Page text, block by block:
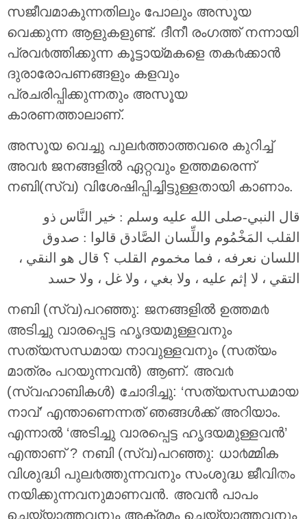
സജീവമാകുന്നതിലും പോലും അസൂയ
വെക്കുന്ന ആളുകളുണ്ട്. ദീനീ രംഗത്ത് നന്നായി
പ്രവ൪ത്തിക്കുന്ന കൂട്ടായ്മകളെ തക൪ക്കാന്‍
ദുരാരോപണങ്ങളും കളവും
പ്രചരിപ്പിക്കുന്നതും അസൂയ
കാരണത്താലാണ്.
അസൂയ വെച്ചു പുല൪ത്താത്തവരെ കുറിച്ച്
അവ൪ ജനങ്ങളില്‍ ഏറ്റവും ഉത്തമരെന്ന്
നബി(സ്വ) വിശേഷിപ്പിച്ചിട്ടുള്ളതായി കാണാം.
قال النبي-صلى الله عليه وسلم : خير النَّاس ذو
القلب المَخْمُوم واللِّسان الصَّادق قالوا : صدوق
اللسان نعرفه ، فما مخموم القلب ؟ قال هو النقي ،
التقي ، لا إثم عليه ، ولا بغي ، ولا غل ، ولا حسد
നബി (സ്വ)പറഞ്ഞു: ജനങ്ങളില്‍ ഉത്തമ൪
അടിച്ചു വാരപ്പെട്ട ഹൃദയമുള്ളവനും
സത്യസന്ധമായ നാവുള്ളവനും (സത്യം
മാത്രം പറയുന്നവന്‍) ആണ്. അവ൪
(സ്വഹാബികള്‍) ചോദിച്ചു: ‘സത്യസന്ധമായ
നാവ്’ എന്താണെന്നത് ഞങ്ങള്‍ക്ക് അറിയാം.
എന്നാല്‍ ‘അടിച്ചു വാരപ്പെട്ട ഹൃദയമുള്ളവന്‍’
എന്താണ് ? നബി (സ്വ)പറഞ്ഞു: ധാ൪മ്മിക
വിശുദ്ധി പുല൪ത്തുന്നവനും സംശുദ്ധ ജീവിതം
നയിക്കുന്നവനുമാണവന്‍. അവന്‍ പാപം
ചെയ്യാത്തവനും അക്രമം ചെയ്യാത്തവനും